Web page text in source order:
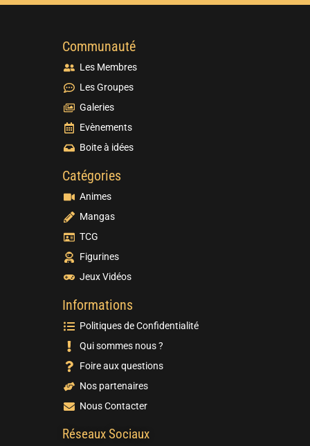
Communauté
Les Membres
Les Groupes
Galeries
Evènements
Boite à idées
Catégories
Animes
Mangas
TCG
Figurines
Jeux Vidéos
Informations
Politiques de Confidentialité
Qui sommes nous ?
Foire aux questions
Nos partenaires
Nous Contacter
Réseaux Sociaux